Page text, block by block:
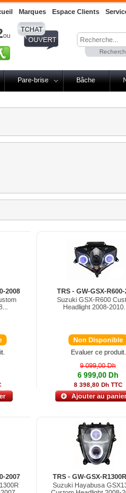
Marques Espace Clients
ou
Pare-brise Bâche
2008
TRS - GW-GSX-R600-
Suzuki GSX-R600
Headlight 2008-2010...
Non Disponible
Evaluer ce produit.
9 099,00 Dh
6 999,00 Dh
8 398,80 Dh TTC
Ajouter au panier
2007
TRS - GW-GSX-
Suzuki Hayabusa